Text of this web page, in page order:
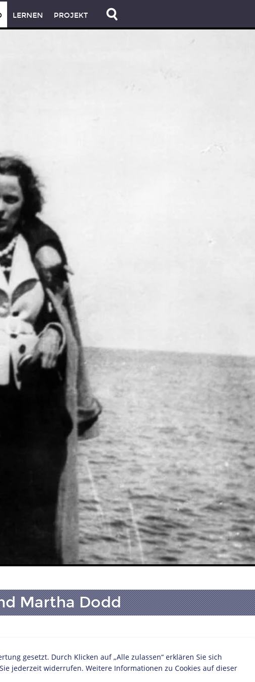
LERNEN PROJEKT
Martha Dodd
in Widerstand
gesetzt. Durch Klicken auf „Alle zulassen“ erklären Sie sich
jederzeit widerrufen. Weitere Informationen zu Cookies auf dieser